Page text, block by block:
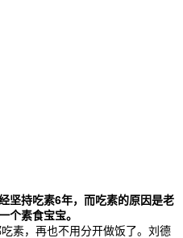
坚持吃素6年，而吃素的原因是老
个素食宝宝。
素，再也不用分开做饭了。刘德